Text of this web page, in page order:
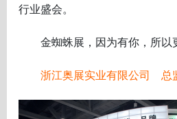
行业盛会。
金蜘蛛展，因为有你，所以
浙江奥展实业有限公司 总